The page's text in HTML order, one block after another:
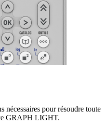
nécessaires pour résoudre toute
GRAPH LIGHT.